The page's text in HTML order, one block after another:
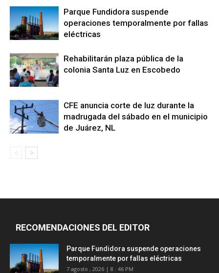
Parque Fundidora suspende
operaciones temporalmente por fallas
eléctricas
Rehabilitarán plaza pública de la
colonia Santa Luz en Escobedo
CFE anuncia corte de luz durante la
madrugada del sábado en el municipio
de Juárez, NL
RECOMENDACIONES DEL EDITOR
Parque Fundidora suspende operaciones
temporalmente por fallas eléctricas
7 agosto , 2026 | 8 : 46 PM